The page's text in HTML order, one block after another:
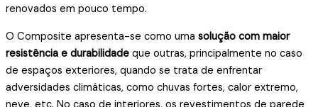
renovados em pouco tempo.
O Composite apresenta-se como uma solução com maior
resistência e durabilidade que outras, principalmente no caso
de espaços exteriores, quando se trata de enfrentar
adversidades climáticas, como chuvas fortes, calor extremo,